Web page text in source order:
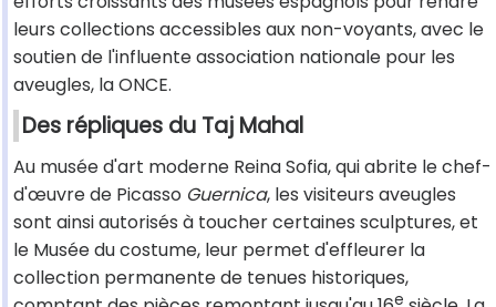
leurs collections accessibles aux non-voyants, avec le
soutien de l'influente association nationale pour les
aveugles, la ONCE.
Des répliques du Taj Mahal
Au musée d'art moderne Reina Sofia, qui abrite le chef-
d'œuvre de Picasso Guernica, les visiteurs aveugles
sont ainsi autorisés à toucher certaines sculptures, et
le Musée du costume, leur permet d'effleurer la
collection permanente de tenues historiques,
e